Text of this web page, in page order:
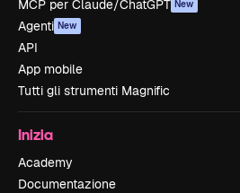
MCP per Claude/ChatGPT New
Agenti New
API
App mobile
Tutti gli strumenti Magnific
Inizia
Academy
Documentazione